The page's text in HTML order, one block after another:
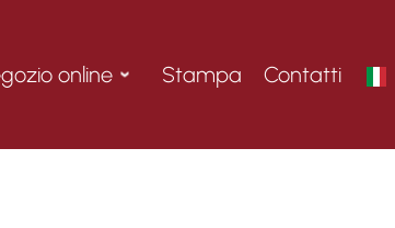
online Stampa Contatti